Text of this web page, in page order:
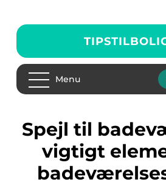
Menu
Spejl til badeværelse: Et
vigtigt